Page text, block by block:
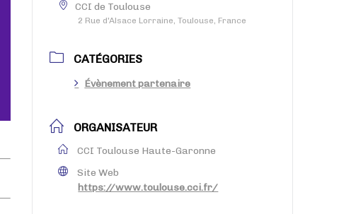
CCI de Toulouse
2 Rue d'Alsace Lorraine, Toulouse, France
CATÉGORIES
Évènement partenaire
ORGANISATEUR
CCI Toulouse Haute-Garonne
Site Web
https://www.toulouse.cci.fr/